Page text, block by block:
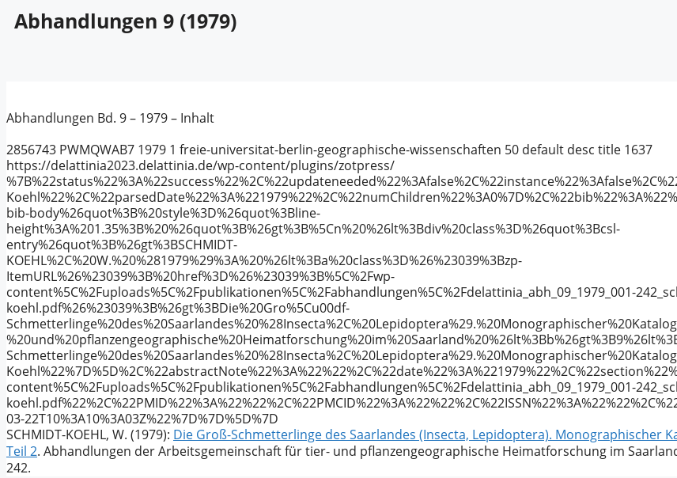
Abhandlungen 9 (1979)
Abhandlungen Bd. 9 – 1979 – Inhalt
2856743 PWMQWAB7 1979 1 freie-universitat-berlin-geographische-wissenschaften 50 default desc title 1637
https://delattinia2023.delattinia.de/wp-content/plugins/zotpress/
bib-body%26quot%3B%20style%3D%26quot%3Bline-
height%3A%201.35%3B%20%26quot%3B%26gt%3B%5Cn%20%26lt%3Bdiv%20class%3D%26quot%3Bcsl-
entry%26quot%3B%26gt%3BSCHMIDT-
KOEHL%2C%20W.%20%281979%29%3A%20%26lt%3Ba%20class%3D%26%23039%3Bzp-
ItemURL%26%23039%3B%20href%3D%26%23039%3B%5C%2Fwp-
content%5C%2Fuploads%5C%2Fpublikationen%5C%2Fabhandlungen%5C%2Fdelattinia_abh_09_1979_001-
koehl.pdf%26%23039%3B%26gt%3BDie%20Gro%5Cu00df-
content%5C%2Fuploads%5C%2Fpublikationen%5C%2Fabhandlungen%5C%2Fdelattinia_abh_09_1979_001-
03-22T10%3A10%3A03Z%22%7D%7D%5D%7D
SCHMIDT-KOEHL, W. (1979): Die Groß-Schmetterlinge des Saarlandes (Insecta, Lepidoptera). Monographischer
Teil 2. Abhandlungen der Arbeitsgemeinschaft für tier- und pflanzengeographische Heimatforschung im
242.